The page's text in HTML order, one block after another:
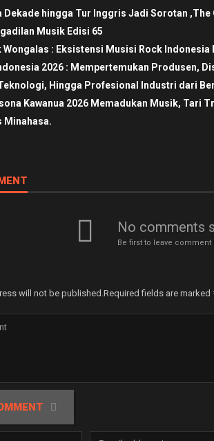
Dekade hingga Tur Inggris Jadi Sorotan
Musik Edisi 65
Wongalas : Eksistensi Musisi Rock Indonesia
2026 : Mempertemukan Produsen,
Hingga Profesional Industri dari
Kawanua 2026 Memadukan Musik, Tari
Minahasa.
No comments
Be first to leave comment
will not be published.Required fields are marked